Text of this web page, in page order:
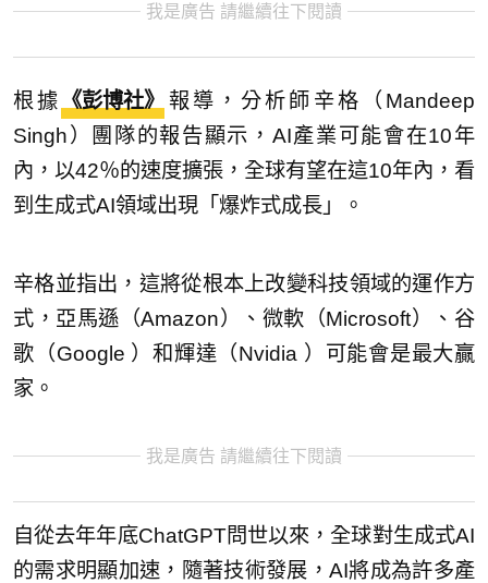
我是廣告 請繼續往下閱讀
根據 《彭博社》
報導，分析師辛格（Mandeep
Singh）團隊的報告顯示，AI產業可能會在10年
內，以42％的速度擴張，全球有望在這10年內，看
到生成式AI領域出現「爆炸式成長」。
辛格並指出，這將從根本上改變科技領域的運作方
式，亞馬遜（Amazon）、微軟（Microsoft）、谷
歌（Google ）和輝達（Nvidia ）可能會是最大贏
家。
我是廣告 請繼續往下閱讀
自從去年年底ChatGPT問世以來，全球對生成式AI
的需求明顯加速，隨著技術發展，AI將成為許多產